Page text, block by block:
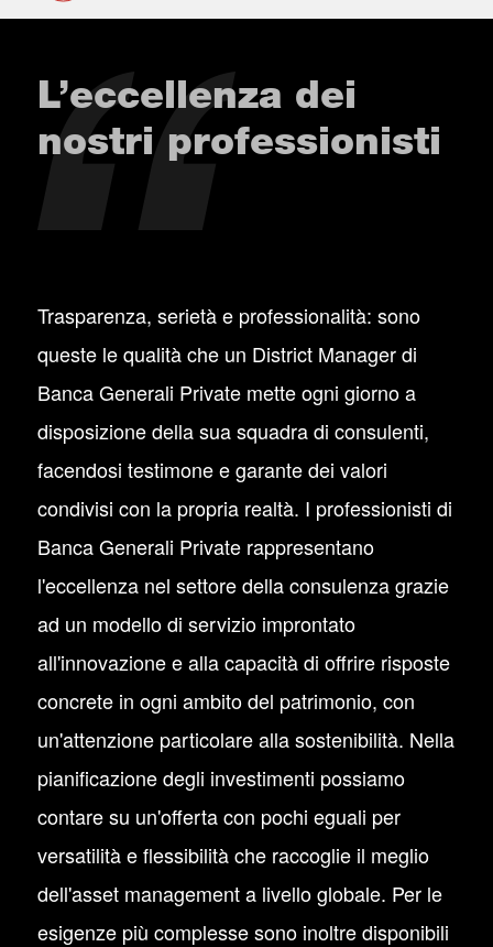
L’eccellenza dei
nostri professionisti
Trasparenza, serietà e professionalità: sono
queste le qualità che un District Manager di
Banca Generali Private mette ogni giorno a
disposizione della sua squadra di consulenti,
facendosi testimone e garante dei valori
condivisi con la propria realtà. I professionisti di
Banca Generali Private rappresentano
l'eccellenza nel settore della consulenza grazie
ad un modello di servizio improntato
all'innovazione e alla capacità di offrire risposte
concrete in ogni ambito del patrimonio, con
un'attenzione particolare alla sostenibilità. Nella
pianificazione degli investimenti possiamo
contare su un'offerta con pochi eguali per
versatilità e flessibilità che raccoglie il meglio
dell'asset management a livello globale. Per le
esigenze più complesse sono inoltre disponibili